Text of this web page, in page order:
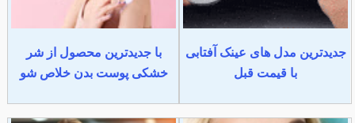
جدیدترین مدل های عینک آفتابی
با قیمت قبل
با جدیدترین محصول از شر
خشکی پوست بدن خلاص شو